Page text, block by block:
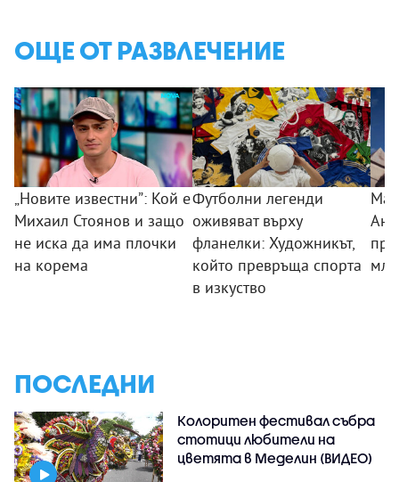
ОЩЕ ОТ РАЗВЛЕЧЕНИЕ
„Новите известни”: Кой е
Михаил Стоянов и защо
не иска да има плочки
на корема
Футболни легенди
оживяват върху
фланелки: Художникът,
който превръща спорта
в изкуство
ПОСЛЕДНИ
Колоритен фестивал събра
стотици любители на
цветята в Меделин (ВИДЕО)